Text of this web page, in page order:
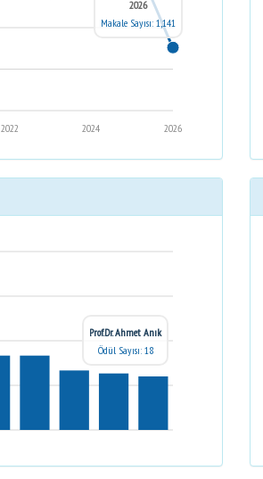
2026
2024
2022
2026
Makale Sayısı: 1,141
Prof.Dr. Ahmet Anık
Ödül Sayısı: 18